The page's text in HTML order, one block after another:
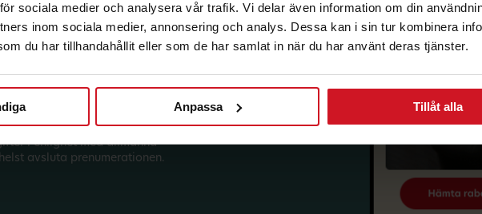
sociala medier och analysera vår trafik. Vi delar även information om din
inom sociala medier, annonsering och analys. Dessa kan i sin tur kombinera
du har tillhandahållit eller som de har samlat in när du har använt deras tjänster.
Anpassa Tillåt alla
från LO Mervärde.
i enlighet med allmänna
avsluta prenumerationen.